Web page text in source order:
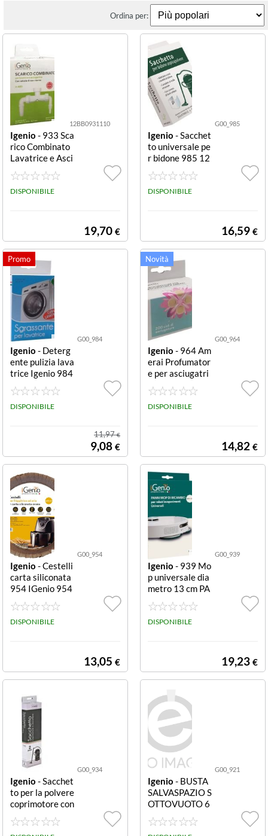
Ordina per:
12BB0931110
Igenio - 933 Sca
rico Combinato
Lavatrice e Asci
ugatrice Bianco
valvole anti rito
rno
DISPONIBILE
19,70 €
G00_985
Igenio - Sacchet
to universale pe
r bidone 985 12
L in tessuto lava
bile
DISPONIBILE
16,59 €
G00_984
Igenio - Deterg
ente pulizia lava
trice Igenio 984
Sgrassante in po
lvere 5x50gr Sg
rassante in polv
DISPONIBILE
11,97€
9,08 €
G00_964
Igenio - 964 Am
erai Profumator
e per asciugatri
ce 4 dosi da 5ml
DISPONIBILE
14,82 €
G00_954
Igenio - Cestelli
carta siliconata
954 IGenio 954
Cestelli Carta Si
liconata per frig
gitrice Ad Aria d
DISPONIBILE
13,05 €
G00_939
Igenio - 939 Mo
p universale dia
metro 13 cm PA
NNI MOP PER
ROBOT LAVAPA
VIMENTI d13 C
DISPONIBILE
19,23 €
G00_934
Igenio - Sacchet
to per la polvere
coprimotore con
elastico 2 pezzi
G00_921
Igenio - BUSTA
SALVASPAZIO S
OTTOVUOTO 6
0X90